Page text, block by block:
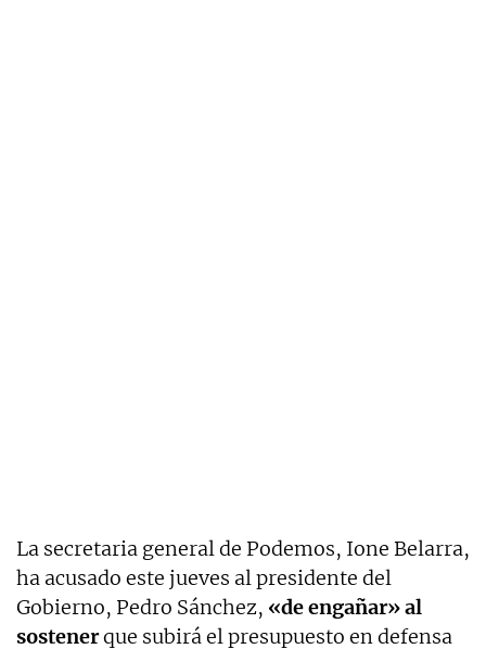
La secretaria general de Podemos, Ione Belarra,
ha acusado este jueves al presidente del
Gobierno, Pedro Sánchez, «de engañar» al
sostenerque subirá el presupuesto en defensa